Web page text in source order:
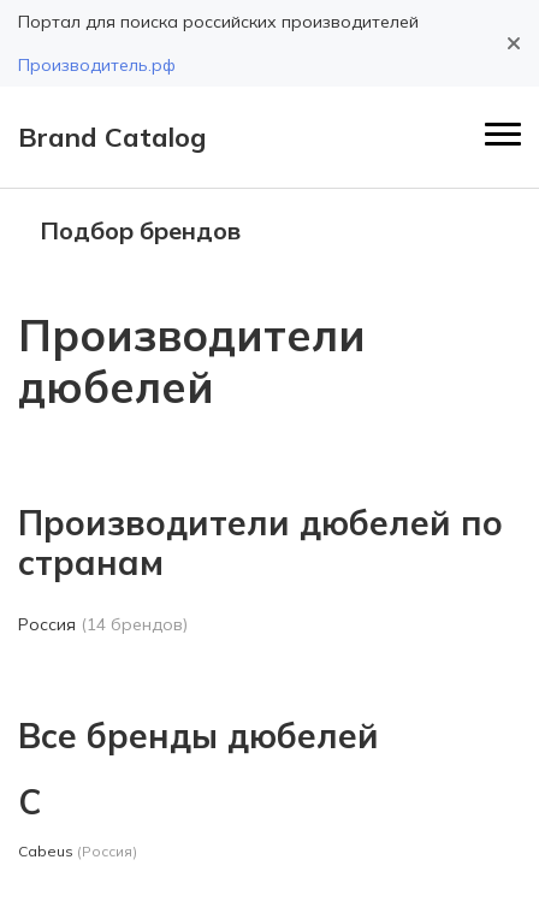
Портал для поиска российских производителей
Производитель.рф
Brand Catalog
Подбор брендов
Производители
дюбелей
Производители дюбелей по
странам
Россия (14 брендов)
Все бренды дюбелей
C
Cabeus (Россия)